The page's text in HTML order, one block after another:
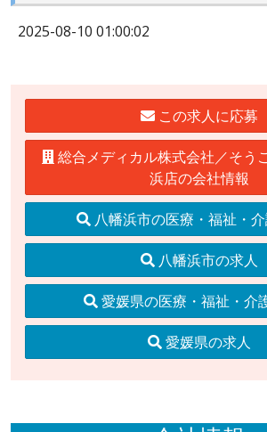
2025-08-10 01:00:02
この求人に応募
総合メディカル株式会社／そ
浜店の会社情報
八幡浜市の医療・福祉・
八幡浜市の求人
愛媛県の医療・福祉・介
愛媛県の求人